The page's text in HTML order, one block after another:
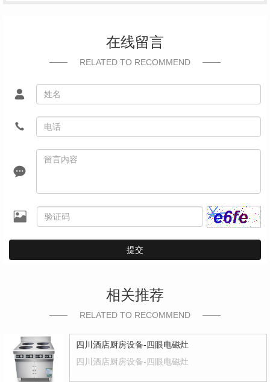
在线留言
RELATED TO RECOMMEND
提交
相关推荐
RELATED TO RECOMMEND
四川酒店厨房设备-四眼电磁灶
四川酒店厨房设备-四眼电磁灶